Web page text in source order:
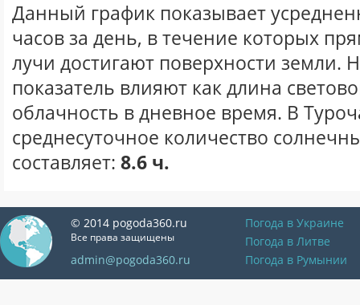
Данный график показывает
часов за день, в течение которых
лучи достигают поверхности земли.
показатель влияют как длина
облачность в дневное время. В
среднесуточное количество
составляет: 8.6 ч.
© 2014 pogoda360.ru
Все права защищены
admin@pogoda360.ru
Погода в Украине
Погода в Литве
Погода в Румынии